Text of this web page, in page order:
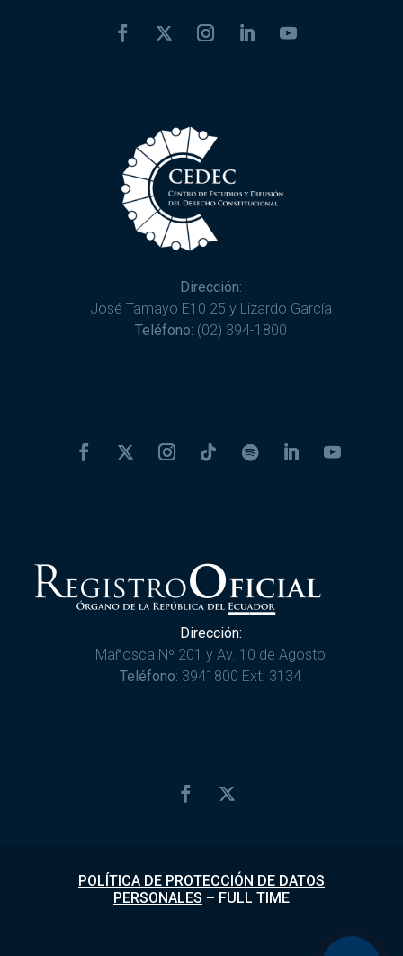
Dirección:
José Tamayo E10 25 y Lizardo García
Teléfono: (02) 394-1800
Dirección:
Mañosca Nº 201 y Av. 10 de Agosto
Teléfono: 3941800 Ext. 3134
POLÍTICA DE PROTECCIÓN DE DATOS
PERSONALES – FULL TIME